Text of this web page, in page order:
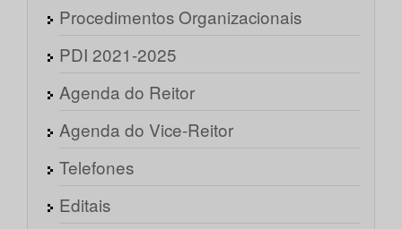
Procedimentos Organizacionais
PDI 2021-2025
Agenda do Reitor
Agenda do Vice-Reitor
Telefones
Editais